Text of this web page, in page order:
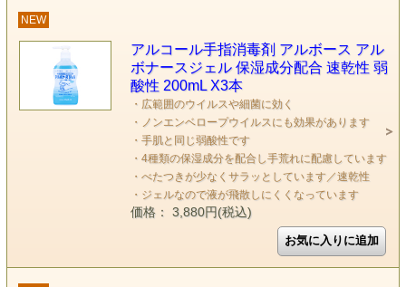
NEW
アルコール手指消毒剤 アルボース アル
ボナースジェル 保湿成分配合 速乾性 弱
酸性 200mL X3本
・広範囲のウイルスや細菌に効く
・ノンエンベロープウイルスにも効果があります
・手肌と同じ弱酸性です
・4種類の保湿成分を配合し手荒れに配慮しています
・べたつきが少なくサラッとしています／速乾性
・ジェルなので液が飛散しにくくなっています
価格： 3,880円(税込)